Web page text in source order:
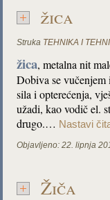
žica
Struka TEHNIKA I
žica, metalna nit
Dobiva se
sila i opterećenja,
užadi, kao vodič el.
drugo.… Nastavi
Objavljeno: 22. lipnja
Žiča